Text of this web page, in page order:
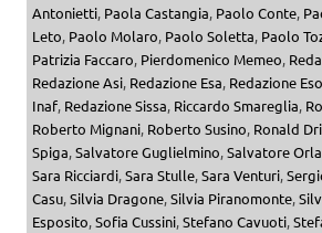
Antonietti, Paola Castangia, Paolo Conte,
Leto, Paolo Molaro, Paolo Soletta, Paolo
Patrizia Faccaro, Pierdomenico Memeo,
Redazione Asi, Redazione Esa, Redazione Eso
Inaf, Redazione Sissa, Riccardo Smareglia,
Roberto Mignani, Roberto Susino, Ronald
Spiga,Salvatore Guglielmino,Salvatore
Sara Ricciardi,Sara Stulle,Sara Venturi,
Casu,Silvia Dragone,Silvia Piranomonte,
Esposito,Sofia Cussini,Stefano Cavuoti,